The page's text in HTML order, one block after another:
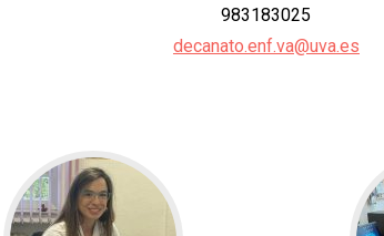
983183025
decanato.enf.va@uva.es